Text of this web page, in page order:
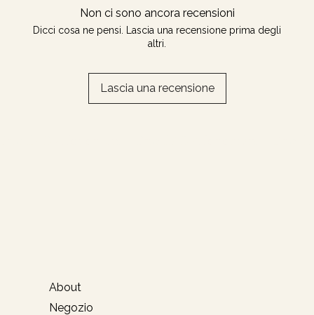
diversi di tessuto.Non ci sono ancora recensioni
Dicci cosa ne pensi. Lascia una recensione prima degli
altri.
Lascia una recensione
About
Negozio